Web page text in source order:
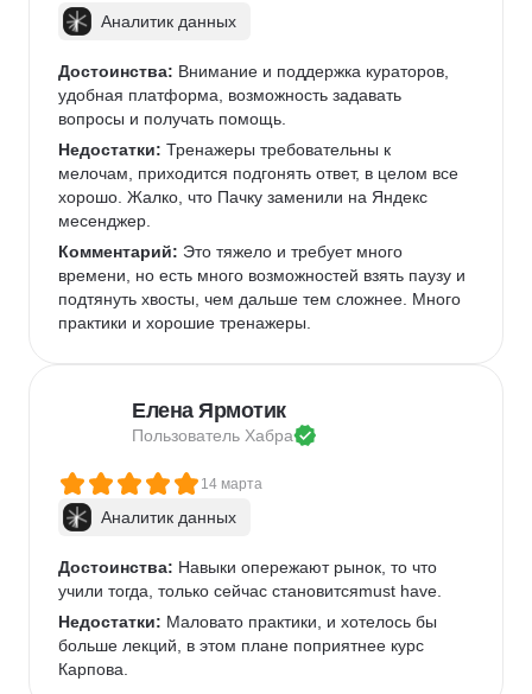
Аналитик данных
Достоинства: Внимание и поддержка кураторов,
удобная платформа, возможность задавать
вопросы и получать помощь.
Недостатки: Тренажеры требовательны к
мелочам, приходится подгонять ответ, в целом все
хорошо. Жалко, что Пачку заменили на Яндекс
месенджер.
Комментарий: Это тяжело и требует много
времени, но есть много возможностей взять паузу и
подтянуть хвосты, чем дальше тем сложнее. Много
практики и хорошие тренажеры.
Елена Ярмотик
Пользователь Хабра
14 марта
Аналитик данных
Достоинства: Навыки опережают рынок, то что
учили тогда, только сейчас становитсяmust have.
Недостатки: Маловато практики, и хотелось бы
больше лекций, в этом плане поприятнее курс
Карпова.